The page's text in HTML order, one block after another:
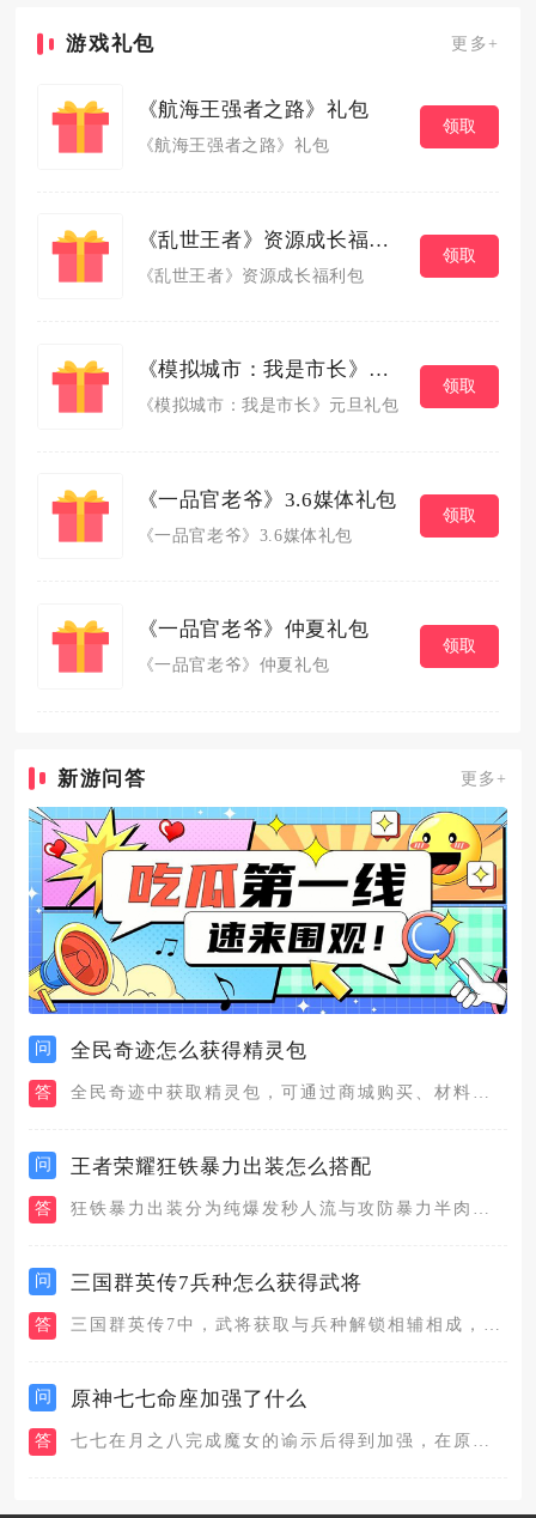
游戏礼包 更多+
《航海王强者之路》礼包
《航海王强者之路》礼包
领取
《乱世王者》资源成长福利包
《乱世王者》资源成长福利包
领取
《模拟城市：我是市长》元旦礼包
《模拟城市：我是市长》元旦礼包
领取
《一品官老爷》3.6媒体礼包
《一品官老爷》3.6媒体礼包
领取
《一品官老爷》仲夏礼包
《一品官老爷》仲夏礼包
领取
新游问答 更多+
问 全民奇迹怎么获得精灵包
答
问 王者荣耀狂铁暴力出装怎么搭配
答
问 三国群英传7兵种怎么获得武将
答
问 原神七七命座加强了什么
答